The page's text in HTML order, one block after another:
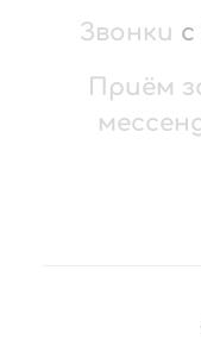
Звонки с
Приём